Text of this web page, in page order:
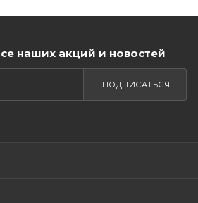
наших акций и новостей
ПОДПИСАТЬСЯ